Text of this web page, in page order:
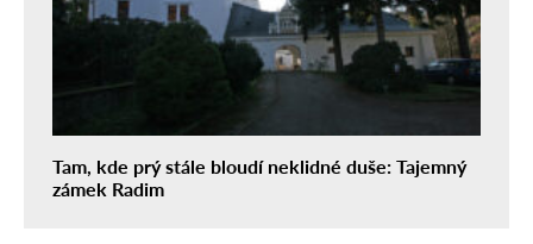
Tam, kde prý stále bloudí neklidné duše: Tajemný
zámek Radim